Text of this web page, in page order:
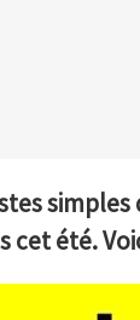
cet été.